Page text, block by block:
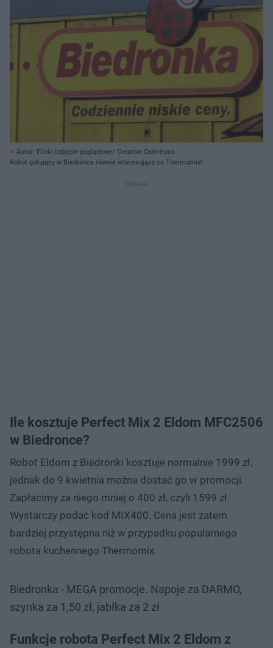
Autor: Flickr/zdjęcie poglądowe/ Creative Commons
Robot gotujący w Biedronce równie interesujący co Thermomix!
Ile kosztuje Perfect Mix 2 Eldom MFC2506
w Biedronce?
Robot Eldom z Biedronki kosztuje normalnie 1999 zł,
jednak do 9 kwietnia można dostać go w promocji.
Zapłacimy za niego mniej o 400 zł, czyli 1599 zł.
Wystarczy podać kod MIX400. Cena jest zatem
bardziej przystępna niż w przypadku popularnego
robota kuchennego Thermomix.
Biedronka - MEGA promocje. Napoje za DARMO,
szynka za 1,50 zł, jabłka za 2 zł
Funkcje robota Perfect Mix 2 Eldom z